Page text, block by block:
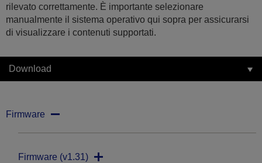
rilevato correttamente. È importante selezionare
manualmente il sistema operativo qui sopra per assicurarsi
di visualizzare i contenuti supportati.
Download
Firmware
Firmware (v1.31)